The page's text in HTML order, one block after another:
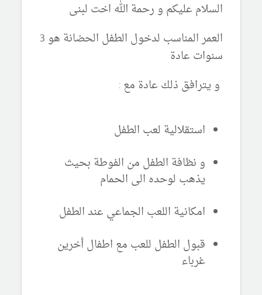
السلام عليكم و رحمة الله اخت لبنى
العمر المناسب لدخول الطفل الحضانة هو 3
سنوات عادة
و يترافق ذلك عادة مع :
استقلالية لعب الطفل
و نظافة الطفل من الفوطة بحيث
يذهب لوحده الى الحمام
امكانية اللعب الجماعي عند الطفل
قبول الطفل للعب مع اطفال أخرين
غرباء